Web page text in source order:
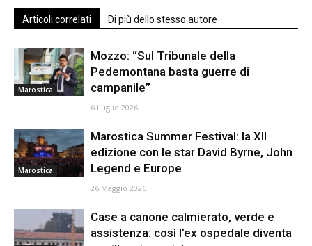
Articoli correlati Di più dello stesso autore
Marostica
Mozzo: “Sul Tribunale della
Pedemontana basta guerre di
campanile”
6 Luglio 2026
Marostica
Marostica Summer Festival: la XII
edizione con le star David Byrne, John
Legend e Europe
26 Maggio 2026
Case a canone calmierato, verde e
assistenza: così l’ex ospedale diventa